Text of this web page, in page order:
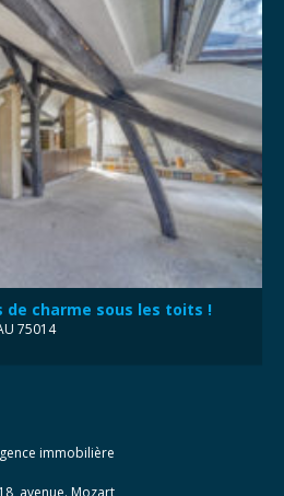
charme sous les toits !
75014
immobilière
avenue. Mozart